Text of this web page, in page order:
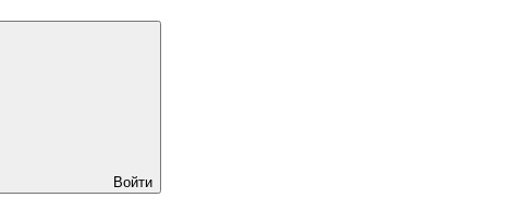
Войти